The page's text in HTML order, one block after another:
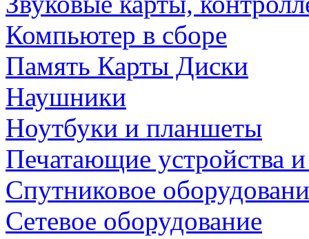
Компьютер в сборе
Память Карты Диски
Наушники
Ноутбуки и планшеты
Печатающие устройства
Спутниковое
Сетевое оборудование